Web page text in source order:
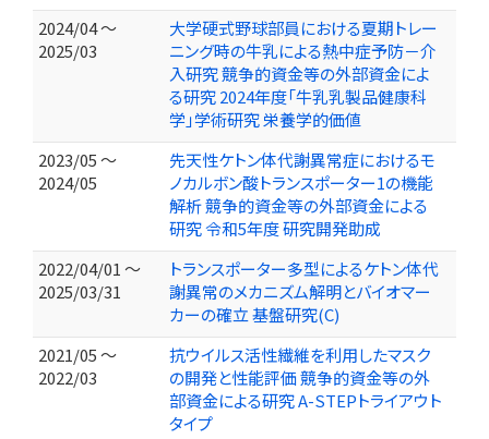
2024/04 ～
2025/03
大学硬式野球部員における夏期トレー
ニング時の牛乳による熱中症予防－介
入研究 競争的資金等の外部資金によ
る研究 2024年度「牛乳乳製品健康科
学」学術研究 栄養学的価値
2023/05 ～
2024/05
先天性ケトン体代謝異常症におけるモ
ノカルボン酸トランスポーター1の機能
解析 競争的資金等の外部資金による
研究 令和5年度 研究開発助成
2022/04/01 ～
2025/03/31
トランスポーター多型によるケトン体代
謝異常のメカニズム解明とバイオマー
カーの確立 基盤研究(C)
2021/05 ～
2022/03
抗ウイルス活性繊維を利用したマスク
の開発と性能評価 競争的資金等の外
部資金による研究 A-STEPトライアウト
タイプ